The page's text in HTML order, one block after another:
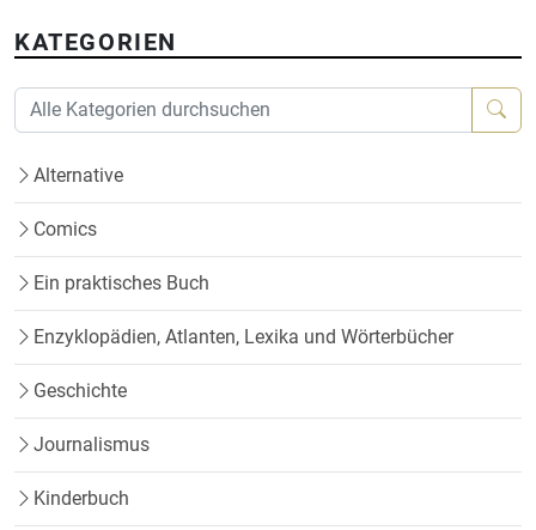
KATEGORIEN
Alternative
Comics
Ein praktisches Buch
Enzyklopädien, Atlanten, Lexika und Wörterbücher
Geschichte
Journalismus
Kinderbuch